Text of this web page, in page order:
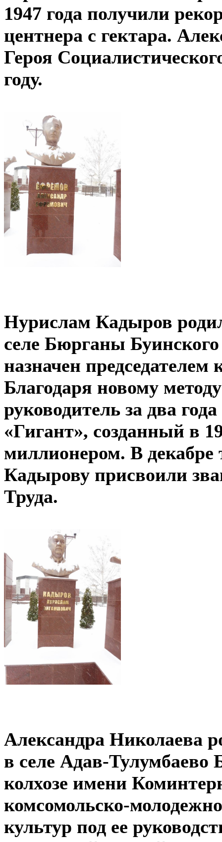
1947 года получили
центнера с гектара.
Героя
году.
Нурислам Кадыров
селе Бюрганы
назначен
Благодаря новому
руководитель за два
«Гигант», созданный в
миллионером. В декабре
Кадырову присвоили
Труда.
Александра Николаева
в селе Адав-Тулумбаево
колхозе имени
комсомольско-
культур под ее